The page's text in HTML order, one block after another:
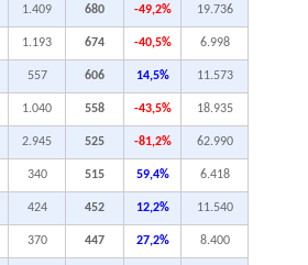
1.409 680 -49,2% 19.736
1.193 674 -40,5% 6.998
557 606 14,5% 11.573
1.040 558 -43,5% 18.935
2.945 525 -81,2% 62.990
340 515 59,4% 6.418
424 452 12,2% 11.540
370 447 27,2% 8.400